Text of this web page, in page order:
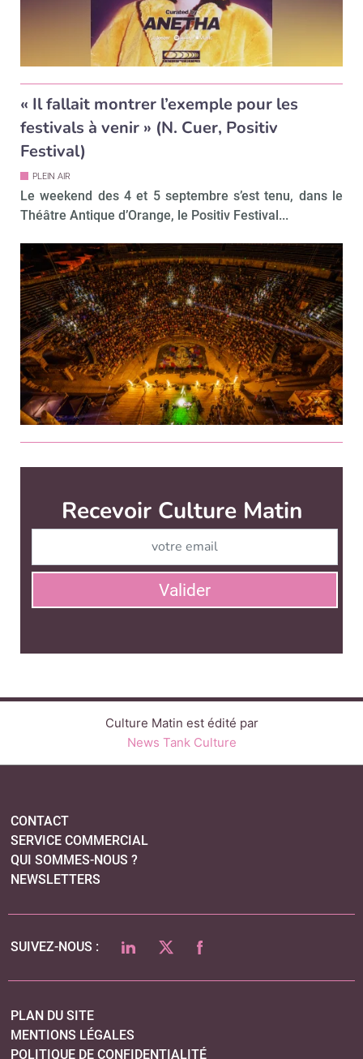
« Il fallait montrer l’exemple pour les
festivals à venir » (N. Cuer, Positiv
Festival)
PLEIN AIR
Le weekend des 4 et 5 septembre s’est tenu, dans le
Théâtre Antique d’Orange, le Positiv Festival...
Culture Matin est édité par
News Tank Culture
QUI SOMMES-NOUS ?
LINKEDINTWITTERFACEBOOK
PLAN DU SITE
MENTIONS LÉGALES
POLITIQUE DE CONFIDENTIALITÉ
COOKIES